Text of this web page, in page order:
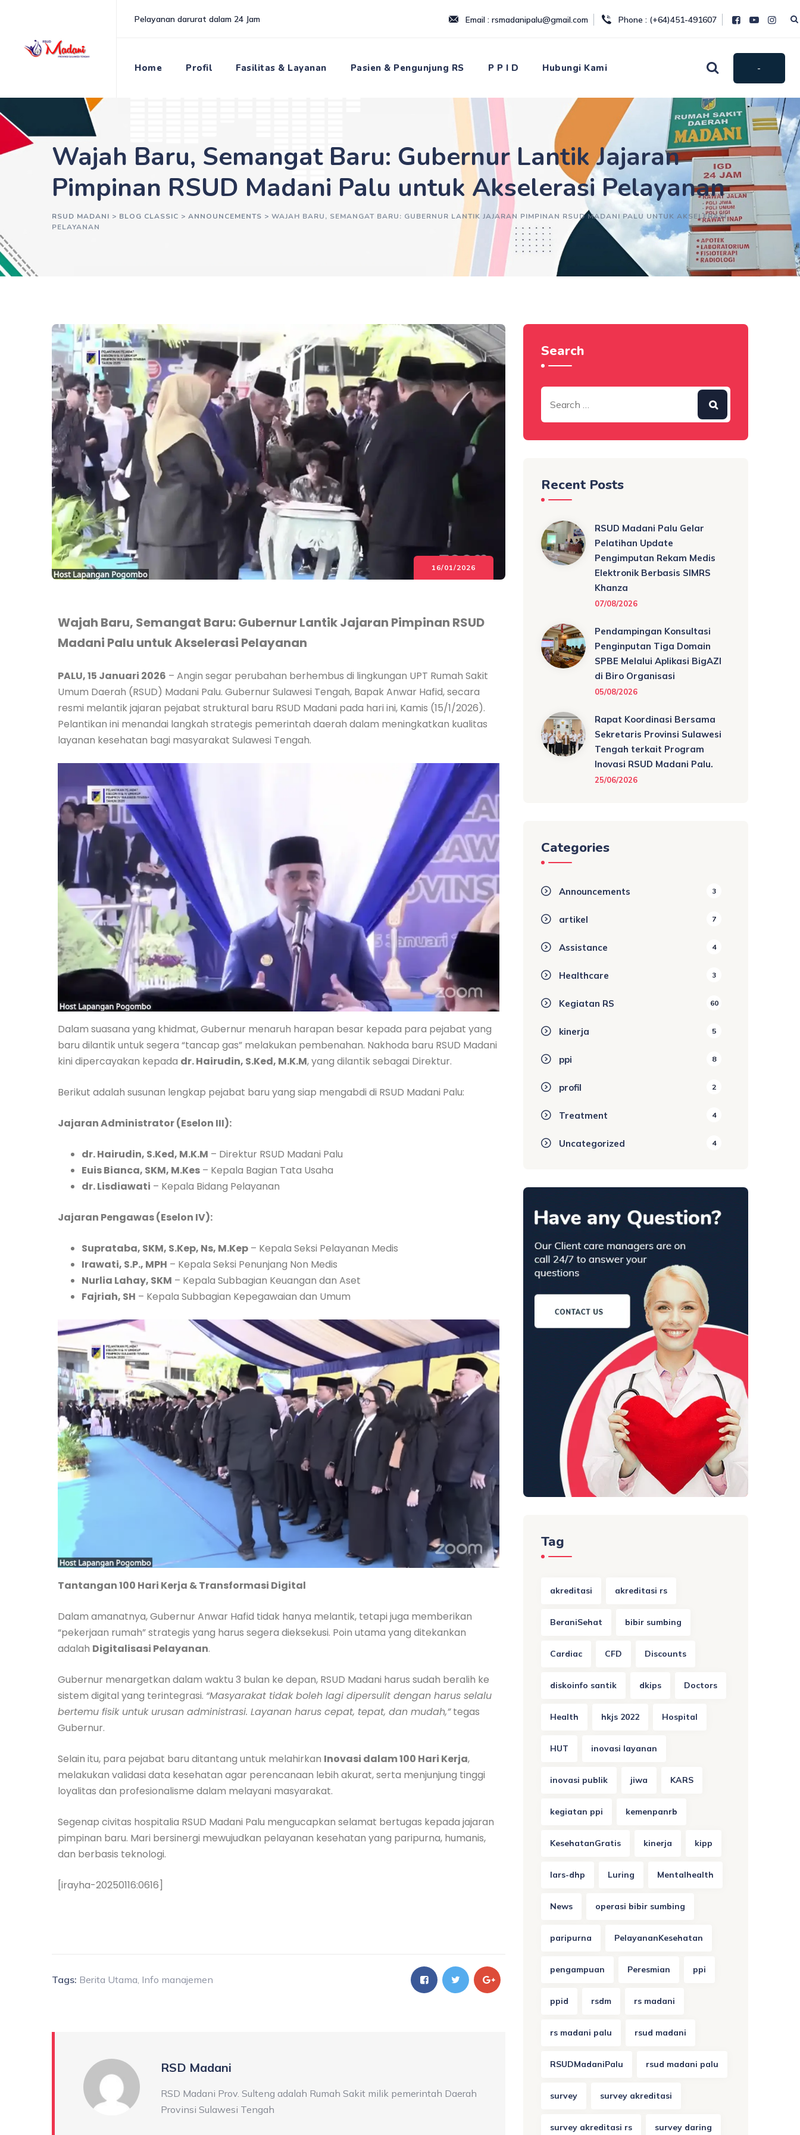
Pelayanan darurat dalam 24 Jam Email : rsmadanipalu@gmail.com Phone : (+64)451-491607
Home Profil Fasilitas & Layanan Pasien & Pengunjung RS P P I D Hubungi Kami -
Wajah Baru, Semangat Baru: Gubernur Lantik Jajaran
Pimpinan RSUD Madani Palu untuk Akselerasi Pelayanan
RSUD MADANI > BLOG CLASSIC > ANNOUNCEMENTS > WAJAH BARU, SEMANGAT BARU: GUBERNUR LANTIK JAJARAN PIMPINAN RSUD MADANI PALU UNTUK AKSELERASI
PELAYANAN
16/01/2026
Wajah Baru, Semangat Baru: Gubernur Lantik Jajaran Pimpinan RSUD
Madani Palu untuk Akselerasi Pelayanan
PALU, 15 Januari 2026 – Angin segar perubahan berhembus di lingkungan UPT Rumah Sakit
Umum Daerah (RSUD) Madani Palu. Gubernur Sulawesi Tengah, Bapak Anwar Hafid, secara
resmi melantik jajaran pejabat struktural baru RSUD Madani pada hari ini, Kamis (15/1/2026).
Pelantikan ini menandai langkah strategis pemerintah daerah dalam meningkatkan kualitas
layanan kesehatan bagi masyarakat Sulawesi Tengah.
Dalam suasana yang khidmat, Gubernur menaruh harapan besar kepada para pejabat yang
baru dilantik untuk segera “tancap gas” melakukan pembenahan. Nakhoda baru RSUD Madani
kini dipercayakan kepada dr. Hairudin, S.Ked, M.K.M, yang dilantik sebagai Direktur.
Berikut adalah susunan lengkap pejabat baru yang siap mengabdi di RSUD Madani Palu:
Jajaran Administrator (Eselon III):
dr. Hairudin, S.Ked, M.K.M – Direktur RSUD Madani Palu
Euis Bianca, SKM, M.Kes – Kepala Bagian Tata Usaha
dr. Lisdiawati – Kepala Bidang Pelayanan
Jajaran Pengawas (Eselon IV):
Suprataba, SKM, S.Kep, Ns, M.Kep – Kepala Seksi Pelayanan Medis
Irawati, S.P., MPH – Kepala Seksi Penunjang Non Medis
Nurlia Lahay, SKM – Kepala Subbagian Keuangan dan Aset
Fajriah, SH – Kepala Subbagian Kepegawaian dan Umum
Tantangan 100 Hari Kerja & Transformasi Digital
Dalam amanatnya, Gubernur Anwar Hafid tidak hanya melantik, tetapi juga memberikan
“pekerjaan rumah” strategis yang harus segera dieksekusi. Poin utama yang ditekankan
adalah Digitalisasi Pelayanan.
Gubernur menargetkan dalam waktu 3 bulan ke depan, RSUD Madani harus sudah beralih ke
sistem digital yang terintegrasi. “Masyarakat tidak boleh lagi dipersulit dengan harus selalu
bertemu fisik untuk urusan administrasi. Layanan harus cepat, tepat, dan mudah,”tegas
Gubernur.
Selain itu, para pejabat baru ditantang untuk melahirkan Inovasi dalam 100 Hari Kerja,
melakukan validasi data kesehatan agar perencanaan lebih akurat, serta menjunjung tinggi
loyalitas dan profesionalisme dalam melayani masyarakat.
Segenap civitas hospitalia RSUD Madani Palu mengucapkan selamat bertugas kepada jajaran
pimpinan baru. Mari bersinergi mewujudkan pelayanan kesehatan yang paripurna, humanis,
dan berbasis teknologi.
[irayha-20250116:0616]
Tags: Berita Utama, Info manajemen
RSD Madani
RSD Madani Prov. Sulteng adalah Rumah Sakit milik pemerintah Daerah
Provinsi Sulawesi Tengah
Search
Recent Posts
RSUD Madani Palu Gelar
Pelatihan Update
Pengimputan Rekam Medis
Elektronik Berbasis SIMRS
Khanza
07/08/2026
Pendampingan Konsultasi
Penginputan Tiga Domain
SPBE Melalui Aplikasi BigAZI
di Biro Organisasi
05/08/2026
Rapat Koordinasi Bersama
Sekretaris Provinsi Sulawesi
Tengah terkait Program
Inovasi RSUD Madani Palu.
25/06/2026
Categories
Announcements 3
artikel 7
Assistance 4
Healthcare 3
Kegiatan RS 60
kinerja 5
ppi 8
profil 2
Treatment 4
Uncategorized 4
Tag
akreditasi akreditasi rs
BeraniSehat bibir sumbing
Cardiac CFD Discounts
diskoinfo santik dkips Doctors
Health hkjs 2022 Hospital
HUT inovasi layanan
inovasi publik jiwa KARS
kegiatan ppi kemenpanrb
KesehatanGratis kinerja kipp
lars-dhp Luring Mentalhealth
News operasi bibir sumbing
paripurna PelayananKesehatan
pengampuan Peresmian ppi
ppid rsdm rs madani
rs madani palu rsud madani
RSUDMadaniPalu rsud madani palu
survey survey akreditasi
survey akreditasi rs survey daring